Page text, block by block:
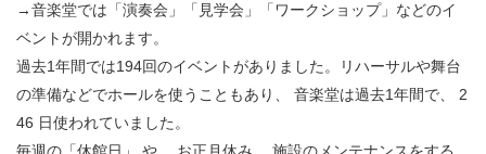
→音楽堂では「演奏会」「見学会」「ワークショップ」などのイ
ベントが開かれます。
過去1年間では194回のイベントがありました。リハーサルや舞台
の準備などでホールを使うこともあり、 音楽堂は過去1年間で、 2
46 日使われていました。